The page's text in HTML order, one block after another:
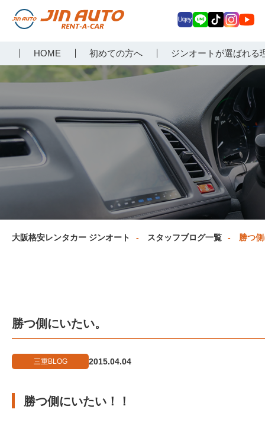
らジンオートレンタカー
HOME 初めての方へ ジンオートが選ばれる
ey E
Tokagr
am
uT
ub
大阪格安レンタカー ジンオート スタッフブログ一覧 勝つ
勝つ側にいたい。
三重BLOG 2015.04.04
勝つ側にいたい！！